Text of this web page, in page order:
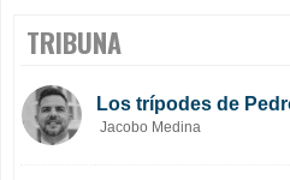
TRIBUNA
Los trípodes de
Jacobo Medina